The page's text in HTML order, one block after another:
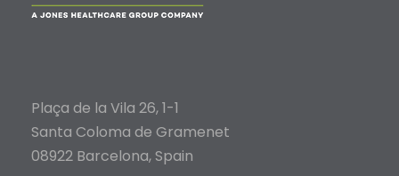
Plaça de la Vila 26, 1-1
Santa Coloma de Gramenet
08922 Barcelona, Spain